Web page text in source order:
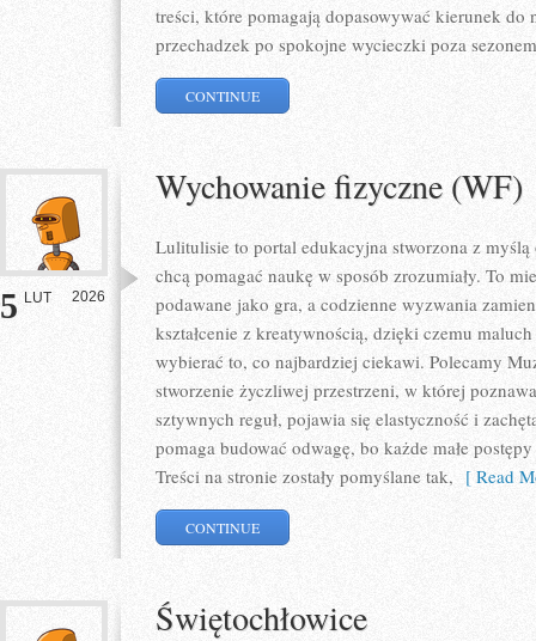
treści, które pomagają dopasowywać kierunek
przechadzek po spokojne wycieczki poza
CONTINUE
5 LUT 2026
Wychowanie fizyczne (WF)
Lulitulisie to portal edukacyjna stworzona z
chcą pomagać naukę w sposób zrozumiały. To
podawane jako gra, a codzienne wyzwania
kształcenie z kreatywnością, dzięki czemu
wybierać to, co najbardziej ciekawi. Polecamy
stworzenie życzliwej przestrzeni, w której
sztywnych reguł, pojawia się elastyczność i
pomaga budować odwagę, bo każde małe
Treści na stronie zostały pomyślane tak, [ Read
CONTINUE
Świętochłowice